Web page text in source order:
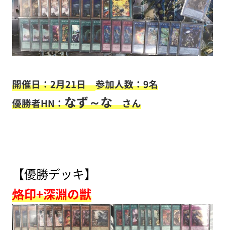
開催日：2月21日参加人数：9名
優勝者HN：なず～なさん
【優勝デッキ】
烙印+深淵の獣